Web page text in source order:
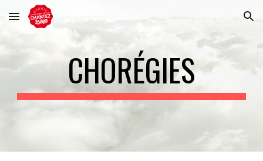
Skip to main content Skip to navigation
CHORÉGIES